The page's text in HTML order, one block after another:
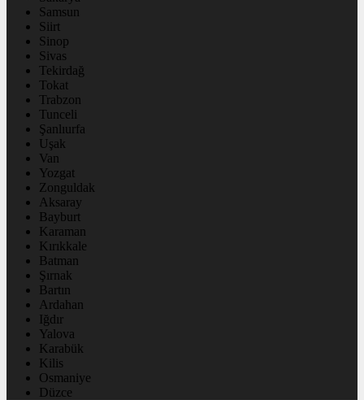
Samsun
Siirt
Sinop
Sivas
Tekirdağ
Tokat
Trabzon
Tunceli
Şanlıurfa
Uşak
Van
Yozgat
Zonguldak
Aksaray
Bayburt
Karaman
Kırıkkale
Batman
Şırnak
Bartın
Ardahan
Iğdır
Yalova
Karabük
Kilis
Osmaniye
Düzce